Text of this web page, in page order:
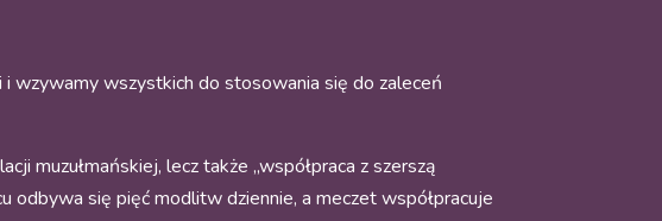
i wzywamy wszystkich do stosowania się do zaleceń
muzułmańskiej, lecz także „współpraca z szerszą
odbywa się pięć modlitw dziennie, a meczet współpracuje